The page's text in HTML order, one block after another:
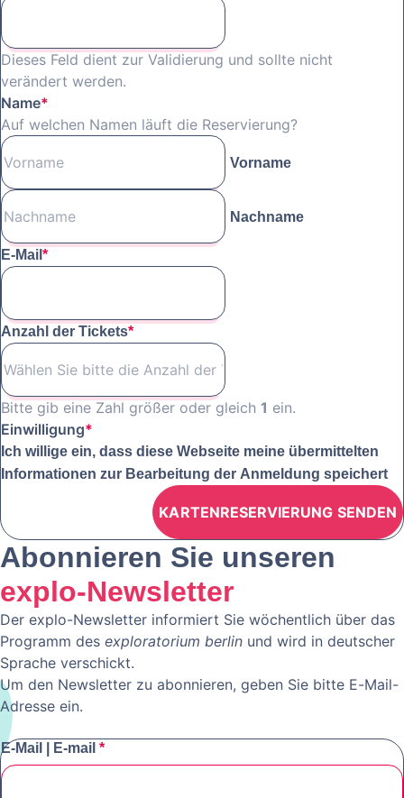
Dieses Feld dient zur Validierung und sollte nicht
verändert werden.
Name*
Auf welchen Namen läuft die Reservierung?
Vorname
Nachname
E-Mail *
Anzahl der Tickets*
Bitte gib eine Zahl größer oder gleich 1 ein.
Einwilligung*
Ich willige ein, dass diese Webseite meine übermittelten
Informationen zur Bearbeitung der Anmeldung speichert
Abonnieren Sie unseren
explo-Newsletter
Der explo-Newsletter informiert Sie wöchentlich über das
Programm des exploratorium berlin und wird in deutscher
Sprache verschickt.
Um den Newsletter zu abonnieren, geben Sie bitte E-Mail-
Adresse ein.
E-Mail | E-mail *